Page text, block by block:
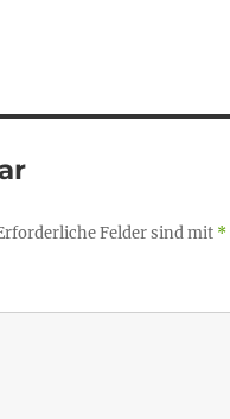
Felder sind mit *